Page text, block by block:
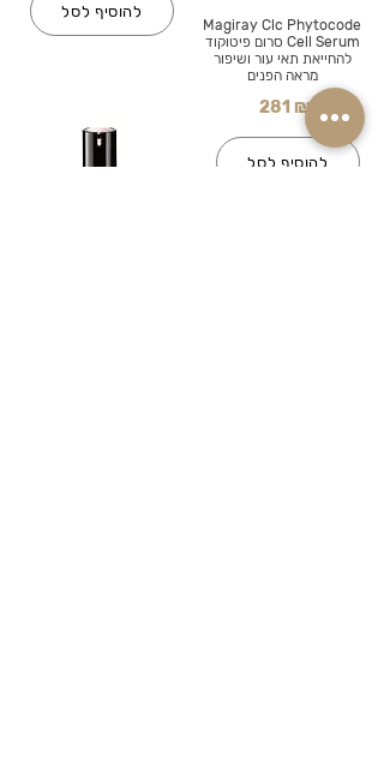
להוסיף לסל
Magiray Clc Phytocode
Cell Serum סרום פיטוקוד
להחייאת תאי עור ושיפור
מראה הפנים
281 ₪
להוסיף לסל